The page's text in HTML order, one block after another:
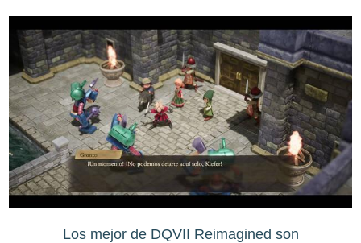
Los mejor de DQVII Reimagined son